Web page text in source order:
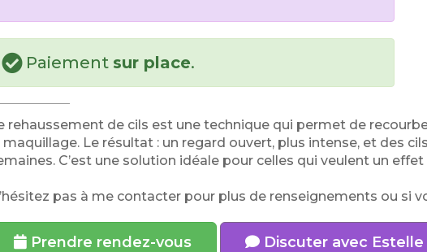
Paiement sur place.
rehaussement de cils est une technique qui permet de
maquillage. Le résultat : un regard ouvert, plus intense, et des
C’est une solution idéale pour celles qui veulent un effet
pas à me contacter pour plus de renseignements ou si
Prendre rendez-vous Discuter avec Estelle